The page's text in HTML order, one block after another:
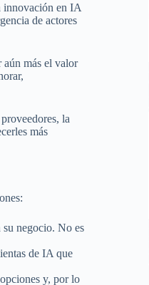
innovación en IA
de actores
aún más el valor
la
más
su negocio. No es
de IA que
y, por lo